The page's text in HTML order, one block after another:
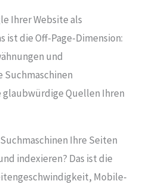
Ihrer Website als
ist die Off-Page-Dimension:
und
glaubwürdige Quellen Ihren
Ihre Seiten
indexieren? Das ist die
Mobile-